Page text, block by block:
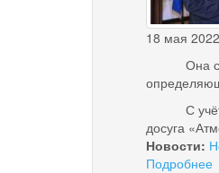
8
18 мая
Она
С учётом
досуга
Новости:
Подробнее